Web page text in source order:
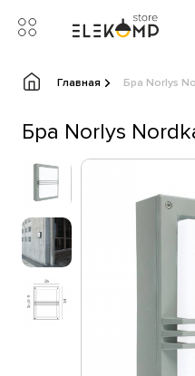
Главная Бра Norlys
Бра Norlys